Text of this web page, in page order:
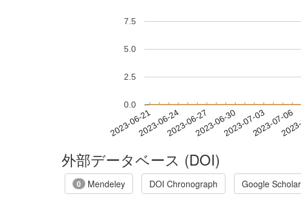
2023-06-212023-06-242023-06-272023-06-302023-07-032023-07-06
0.0
2.5
5.0
7.5
外部データベース (DOI)
0 Mendeley DOI Chronograph Google Scholar